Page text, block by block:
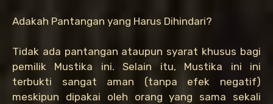
Adakah Pantangan yang Harus Dihindari?
Tidak ada pantangan ataupun syarat khusus bagi
pemilik Mustika ini. Selain itu, Mustika ini ini
terbukti sangat aman (tanpa efek negatif)
meskipun dipakai oleh orang yang sama sekali